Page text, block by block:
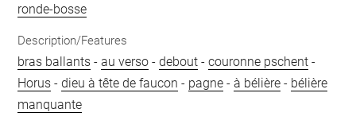
ronde-bosse
Description/Features
bras ballants -au verso -debout -couronne pschent -
Horus -dieu à tête de faucon - pagne -à bélière - bélière
manquante